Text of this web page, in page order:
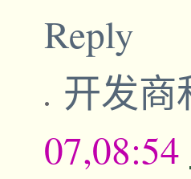
Reply
开发
07,08:54